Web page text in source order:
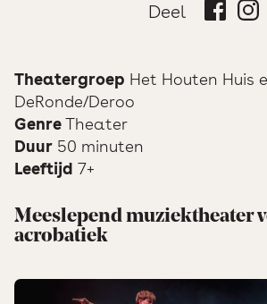
Deel
Theatergroep Het Houten Huis
DeRonde/Deroo
GenreTheater
Duur 50 minuten
Leeftijd 7+
Meeslepend muziektheater
acrobatiek